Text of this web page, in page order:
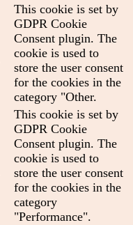
This cookie is set by
GDPR Cookie
Consent plugin. The
cookie is used to
store the user consent
for the cookies in the
category "Other.
This cookie is set by
GDPR Cookie
Consent plugin. The
cookie is used to
store the user consent
for the cookies in the
category
"Performance".